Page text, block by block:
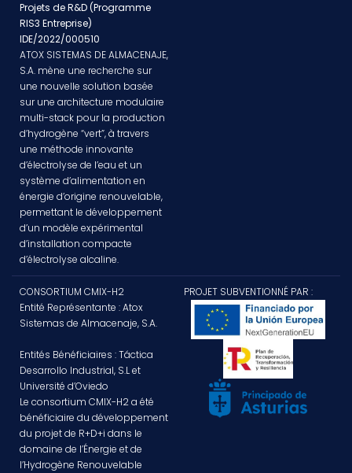
Projets de R&D (Programme
RIS3 Entreprise)
IDE/2022/000510
ATOX SISTEMAS DE ALMACENAJE,
S.A. mène une recherche sur
une nouvelle solution basée
sur une architecture modulaire
multi-stack pour la production
d’hydrogène “vert”, à travers
une méthode innovante
d’électrolyse de l’eau et un
système d’alimentation en
énergie d’origine renouvelable,
permettant le développement
d’un modèle expérimental
d’installation compacte
d’électrolyse alcaline.
CONSORTIUM CMIX-H2
Entité Représentante : Atox
Sistemas de Almacenaje, S.A.
Entités Bénéficiaires : Táctica
Desarrollo Industrial, S.L et
Université d’Oviedo
Le consortium CMIX-H2 a été
bénéficiaire du développement
du projet de R+D+i dans le
domaine de l’Énergie et de
l’Hydrogène Renouvelable
PROJET SUBVENTIONNÉ PAR :